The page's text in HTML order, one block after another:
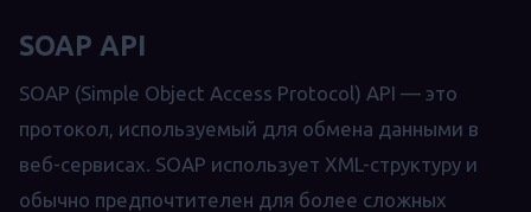
SOAP API
SOAP (Simple Object Access Protocol) API — это
протокол, используемый для обмена данными в
веб-сервисах. SOAP использует XML-структуру и
обычно предпочтителен для более сложных